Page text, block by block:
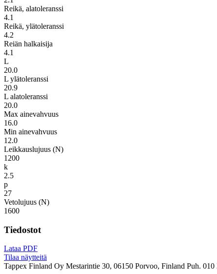
Reikä, alatoleranssi
4.1
Reikä, ylätoleranssi
4.2
Reiän halkaisija
4.1
L
20.0
L ylätoleranssi
20.9
L alatoleranssi
20.0
Max ainevahvuus
16.0
Min ainevahvuus
12.0
Leikkauslujuus (N)
1200
k
2.5
p
27
Vetolujuus (N)
1600
Tiedostot
Lataa PDF
Tilaa näytteitä
Tappex Finland Oy Mestarintie 30, 06150 Porvoo, Finland Puh. 010